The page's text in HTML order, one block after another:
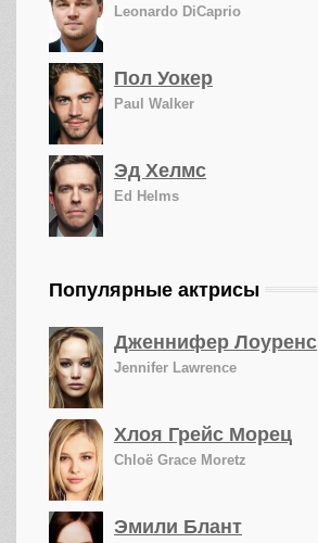
Leonardo DiCaprio
Пол Уокер
Paul Walker
Эд Хелмс
Ed Helms
Популярные актрисы
Дженнифер Лоуренс
Jennifer Lawrence
Хлоя Грейс Морец
Chloë Grace Moretz
Эмили Блант